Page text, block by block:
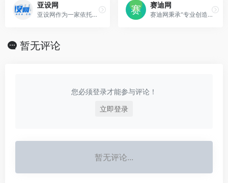
亚设网
亚设网作为一家依托于新媒体而生的TMT资讯平台，我们愿携手每一位用户，共同建设起在TMT领域视角独特、客观分析的价值观。
赛迪网
赛迪网秉承“专业创造价值”的理念，赛迪网致力于企业级信息的传播服务，更通过微博、微信等新媒体手段，在云计算、大数据、移动化时代，帮助客户将精准讯息传递给价值人群。
暂无评论
您必须登录才能参与评论！
立即登录
暂无评论...